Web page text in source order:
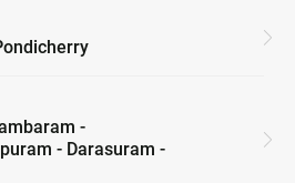
-
- Darasuram -